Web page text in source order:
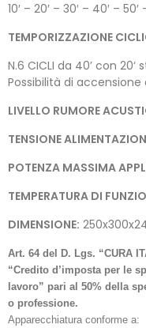
10′ – 20′ – 30′ – 40′ –
TEMPORIZZAZIONE
N.6 CICLI da 40’ con 20‘
Possibilità di accensione
LIVELLO RUMORE
TENSIONE
POTENZA MASSIMA
TEMPERATURA DI
DIMENSIONE:
Art. 64 del D. Lgs. “CURA
“Credito d’imposta per le
lavoro” pari al 50% della
o professione.
Apparecchiatura conforme a: